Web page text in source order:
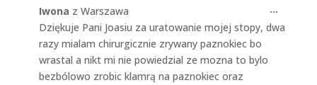
Iwona z Warszawa
Dziękuje Pani Joasiu za uratowanie mojej stopy, dwa
razy mialam chirurgicznie zrywany paznokiec bo
wrastal a nikt mi nie powiedzial ze mozna to bylo
bezbólowo zrobic klamrą na paznokiec oraz
...